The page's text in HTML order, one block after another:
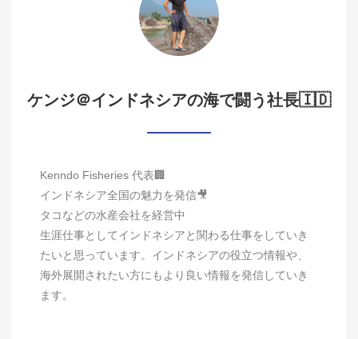
ケンジ＠インドネシアの海で闘う社長🇮🇩
Kenndo Fisheries 代表🏢
インドネシア全国の魅力を発信🎥
タコなどの水産会社を経営中
生涯仕事としてインドネシアと関わる仕事をしていき
たいと思っています。インドネシアの役立つ情報や、
海外展開されたい方にもより良い情報を発信していき
ます。